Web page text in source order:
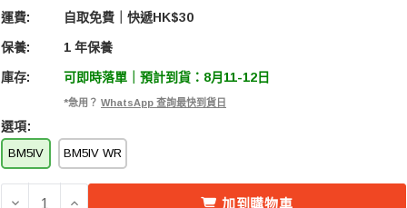
運費: 自取免費｜快遞HK$30
保養: 1 年保養
庫存: 可即時落單｜預計到貨：8月11-12日
*急用？ WhatsApp 查詢最快到貨日
選項:
BM5IV BM5IV WR
減少 PORTKEYS BM5IV 5.5" WIDE COLOR GAMUT ON-
增加 PORTKEYS BM5IV 5.5" WIDE COLOR
加到購物車